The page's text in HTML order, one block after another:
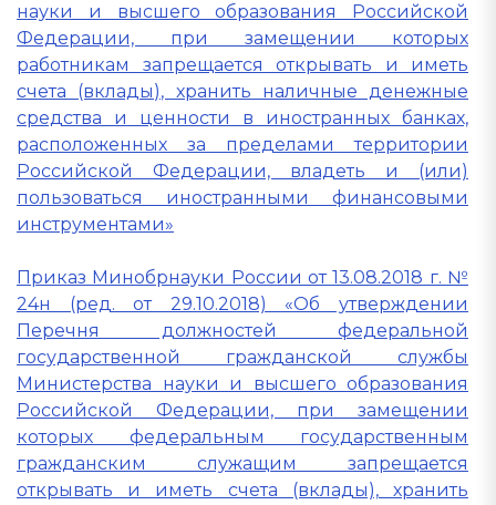
науки и высшего образования Российской
Федерации, при замещении которых
работникам запрещается открывать и иметь
счета (вклады), хранить наличные денежные
средства и ценности в иностранных банках,
расположенных за пределами территории
Российской Федерации, владеть и (или)
пользоваться иностранными финансовыми
инструментами»
Приказ Минобрнауки России от 13.08.2018 г. №
24н (ред. от 29.10.2018) «Об утверждении
Перечня должностей федеральной
государственной гражданской службы
Министерства науки и высшего образования
Российской Федерации, при замещении
которых федеральным государственным
гражданским служащим запрещается
открывать и иметь счета (вклады), хранить